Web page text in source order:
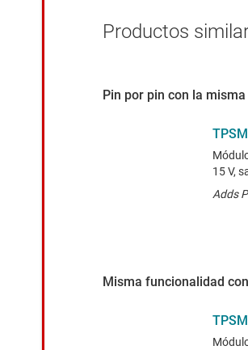
Productos
Pin por pin con la
15 V,
Adds
Misma funcionalidad